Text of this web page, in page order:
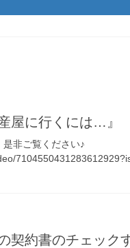
屋に行くには…』
非ご覧ください♪
契約書のチェック